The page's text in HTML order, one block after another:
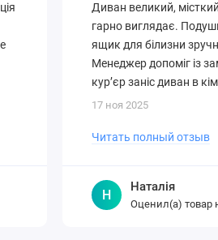
Диван великий,
гарно виглядає.
ящик для білизни
Менеджер допоміг із
кур’єр заніс диван в
17 ноя 2025
Читать полный отзыв
Н
Наталія
Оценил(а) товар